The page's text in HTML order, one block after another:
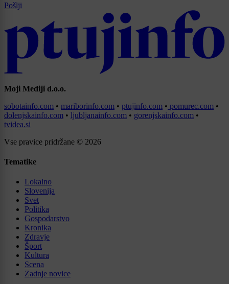
Pošlji
Moji Mediji d.o.o.
sobotainfo.com • mariborinfo.com • ptujinfo.com • pomurec.com •
dolenjskainfo.com • ljubljanainfo.com • gorenjskainfo.com •
tvidea.si
Vse pravice pridržane © 2026
Tematike
Lokalno
Slovenija
Svet
Politika
Gospodarstvo
Kronika
Zdravje
Šport
Kultura
Scena
Zadnje novice